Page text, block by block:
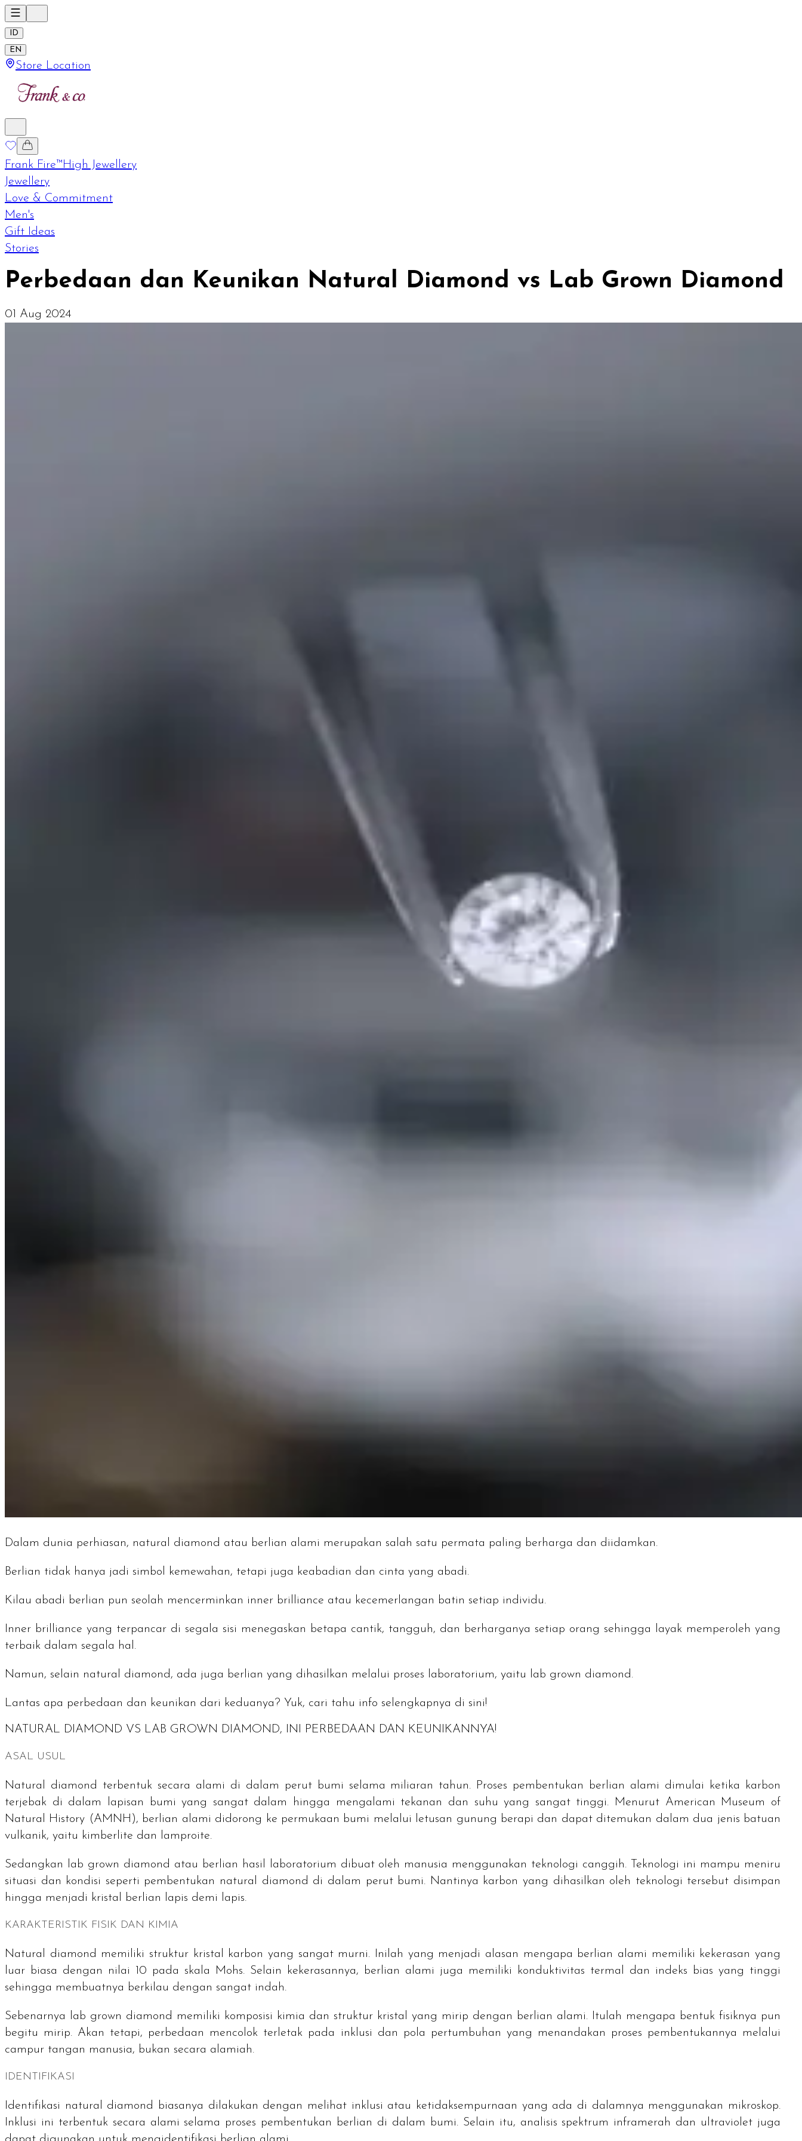
ID
EN
Store Location
Frank Fire™High Jewellery
Jewellery
Love & Commitment
Men's
Gift Ideas
Stories
Perbedaan dan Keunikan Natural Diamond vs Lab Grown Diamond
01 Aug 2024
Dalam dunia perhiasan, natural diamond atau berlian alami merupakan salah satu permata paling berharga dan diidamkan.
Berlian tidak hanya jadi simbol kemewahan, tetapi juga keabadian dan cinta yang abadi.
Kilau abadi berlian pun seolah mencerminkan inner brilliance atau kecemerlangan batin setiap individu.
Inner brilliance yang terpancar di segala sisi menegaskan betapa cantik, tangguh, dan berharganya setiap orang sehingga layak memperoleh yang
terbaik dalam segala hal.
Namun, selain natural diamond , ada juga berlian yang dihasilkan melalui proses laboratorium, yaitu lab grown diamond .
Lantas apa perbedaan dan keunikan dari keduanya? Yuk, cari tahu info selengkapnya di sini!
NATURAL DIAMOND VS LAB GROWN DIAMOND, INI PERBEDAAN DAN KEUNIKANNYA!
ASAL USUL
Natural diamond terbentuk secara alami di dalam perut bumi selama miliaran tahun. Proses pembentukan berlian alami dimulai ketika karbon
terjebak di dalam lapisan bumi yang sangat dalam hingga mengalami tekanan dan suhu yang sangat tinggi. Menurut American Museum of
Natural History (AMNH), berlian alami didorong ke permukaan bumi melalui letusan gunung berapi dan dapat ditemukan dalam dua jenis batuan
vulkanik, yaitu kimberlite dan lamproite.
Sedangkan lab grown diamond atau berlian hasil laboratorium dibuat oleh manusia menggunakan teknologi canggih. Teknologi ini mampu meniru
situasi dan kondisi seperti pembentukan natural diamond di dalam perut bumi. Nantinya karbon yang dihasilkan oleh teknologi tersebut disimpan
hingga menjadi kristal berlian lapis demi lapis.
KARAKTERISTIK FISIK DAN KIMIA
Natural diamond memiliki struktur kristal karbon yang sangat murni. Inilah yang menjadi alasan mengapa berlian alami memiliki kekerasan yang
luar biasa dengan nilai 10 pada skala Mohs. Selain kekerasannya, berlian alami juga memiliki konduktivitas termal dan indeks bias yang tinggi
sehingga membuatnya berkilau dengan sangat indah.
Sebenarnya lab grown diamond memiliki komposisi kimia dan struktur kristal yang mirip dengan berlian alami. Itulah mengapa bentuk fisiknya pun
begitu mirip. Akan tetapi, perbedaan mencolok terletak pada inklusi dan pola pertumbuhan yang menandakan proses pembentukannya melalui
campur tangan manusia, bukan secara alamiah.
IDENTIFIKASI
Identifikasi natural diamond biasanya dilakukan dengan melihat inklusi atau ketidaksempurnaan yang ada di dalamnya menggunakan mikroskop.
Inklusi ini terbentuk secara alami selama proses pembentukan berlian di dalam bumi. Selain itu, analisis spektrum inframerah dan ultraviolet juga